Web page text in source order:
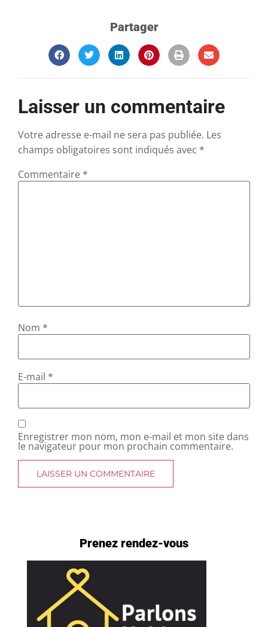
Partager
Laisser un commentaire
Votre adresse e-mail ne sera pas publiée. Les
champs obligatoires sont indiqués avec *
Commentaire *
Nom *
E-mail *
Enregistrer mon nom, mon e-mail et mon site dans
le navigateur pour mon prochain commentaire.
Prenez rendez-vous